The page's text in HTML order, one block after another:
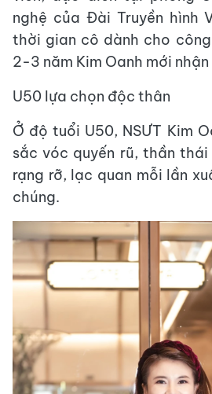
nghệ của Đài Truyền hình
thời gian cô dành cho
2-3 năm Kim Oanh mới
U50 lựa chọn độc thân
Ở độ tuổi U50, NSƯT Kim
sắc vóc quyến rũ, thần
rạng rỡ, lạc quan mỗi lần
chúng.